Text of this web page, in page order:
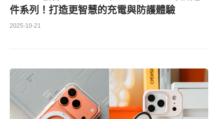
件系列！打造更智慧的充電與防護體驗
2025-10-21